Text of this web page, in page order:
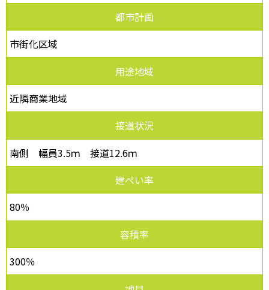
都市計画
市街化区域
用途地域
近隣商業地域
接道状況
南側 幅員3.5ｍ 接道12.6ｍ
建ぺい率
80％
容積率
300％